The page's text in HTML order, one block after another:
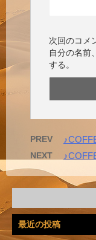
次回のコメ
自分の名前
する。
PREV
NEXT
最近の投稿